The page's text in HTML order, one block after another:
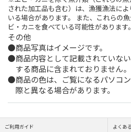
された加工品も含む）は、漁獲漁法に
いる場合があります。 また、これらの
ビ・カニを食べている可能性があります。
その他
商品写真はイメージです。
商品内容として記載されていな
する商品に含まれておりません。
商品の色は、ご覧になるパソコ
際と異なる場合があります。
ご利用ガイド よくあ